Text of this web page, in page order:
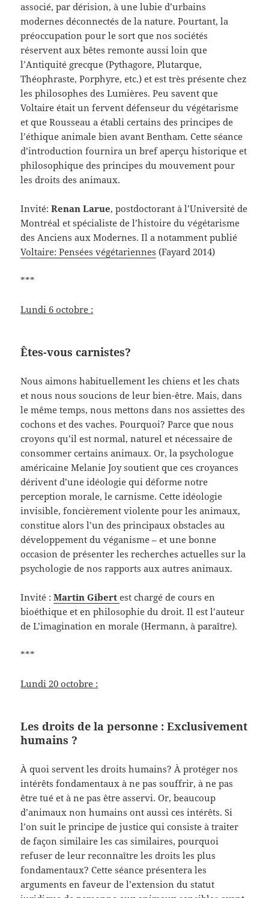
associé, par dérision, à une lubie d’urbains
modernes déconnectés de la nature. Pourtant, la
préoccupation pour le sort que nos sociétés
réservent aux bêtes remonte aussi loin que
l’Antiquité grecque (Pythagore, Plutarque,
Théophraste, Porphyre, etc.) et est très présente chez
les philosophes des Lumières. Peu savent que
Voltaire était un fervent défenseur du végétarisme
et que Rousseau a établi certains des principes de
l’éthique animale bien avant Bentham. Cette séance
d’introduction fournira un bref aperçu historique et
philosophique des principes du mouvement pour
les droits des animaux.
Invité:Renan Larue, postdoctorant à l’Université de
Montréal et spécialiste de l’histoire du végétarisme
des Anciens aux Modernes. Il a notamment publié
Voltaire: Pensées végétariennes (Fayard 2014)
***
Lundi 6 octobre :
Êtes-vous carnistes?
Nous aimons habituellement les chiens et les chats
et nous nous soucions de leur bien-être. Mais, dans
le même temps, nous mettons dans nos assiettes des
cochons et des vaches. Pourquoi? Parce que nous
croyons qu’il est normal, naturel et nécessaire de
consommer certains animaux. Or, la psychologue
américaine Melanie Joy soutient que ces croyances
dérivent d’une idéologie qui déforme notre
perception morale, le carnisme. Cette idéologie
invisible, foncièrement violente pour les animaux,
constitue alors l’un des principaux obstacles au
développement du véganisme – et une bonne
occasion de présenter les recherches actuelles sur la
psychologie de nos rapports aux autres animaux.
Invité :Martin Gibert est chargé de cours en
bioéthique et en philosophie du droit. Il est l’auteur
de L’imagination en morale (Hermann, à paraître).
***
Lundi 20 octobre :
Les droits de la personne : Exclusivement
humains ?
À quoi servent les droits humains? À protéger nos
intérêts fondamentaux à ne pas souffrir, à ne pas
être tué et à ne pas être asservi. Or, beaucoup
d’animaux non humains ont aussi ces intérêts. Si
l’on suit le principe de justice qui consiste à traiter
de façon similaire les cas similaires, pourquoi
refuser de leur reconnaître les droits les plus
fondamentaux? Cette séance présentera les
arguments en faveur de l’extension du statut